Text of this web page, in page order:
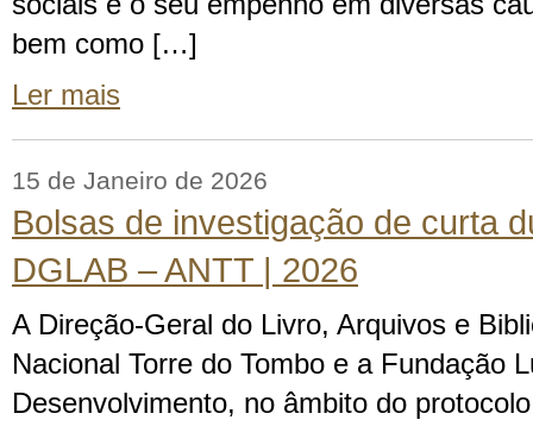
bem como […]
Ler mais
15 de Janeiro de 2026
Bolsas de investigação de curta
DGLAB – ANTT | 2026
A Direção-Geral do Livro, Arquivos e
Nacional Torre do Tombo e a Fundação
Desenvolvimento, no âmbito do